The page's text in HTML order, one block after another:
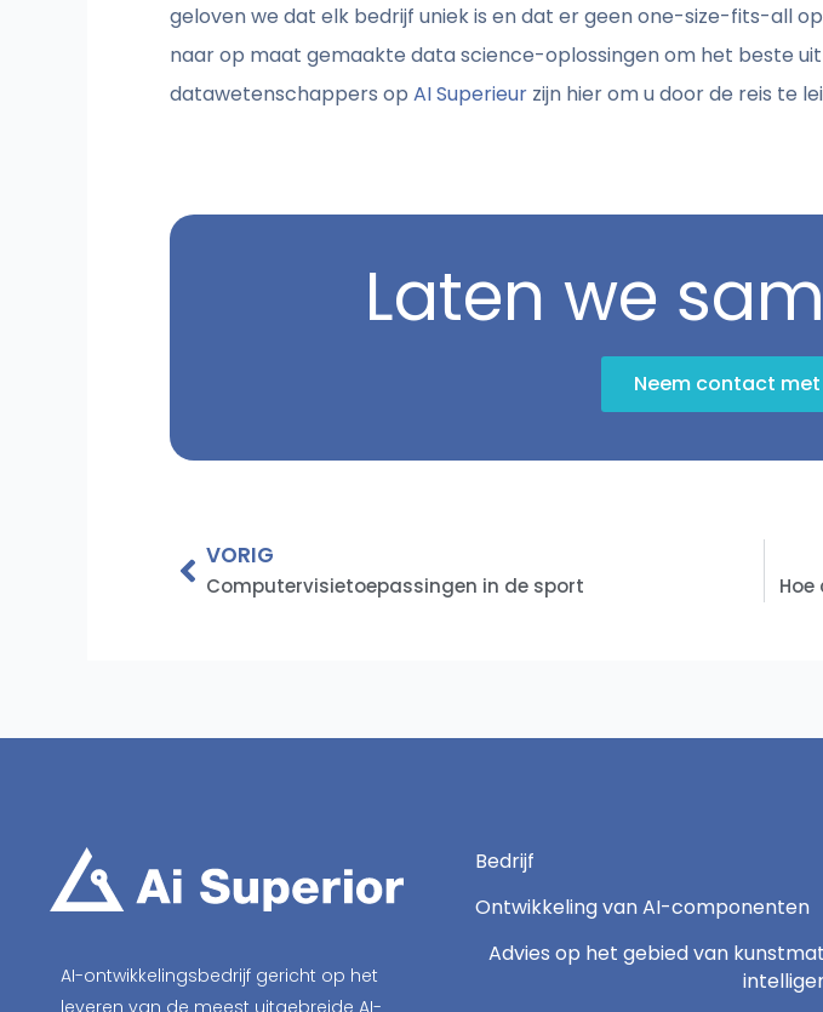
geloven we dat elk bedrijf uniek is en dat er geen one-size-fits-all
naar op maat gemaakte data science-oplossingen om het beste
datawetenschappers op AI Superieur zijn hier om u door de reis te
Laten we
Neem contact
VORIG
Computervisietoepassingen in de sport
AI-ontwikkelingsbedrijf gericht op het
leveren van de meest uitgebreide AI-
Bedrijf
Ontwikkeling van AI-componenten
Advies op het gebied van